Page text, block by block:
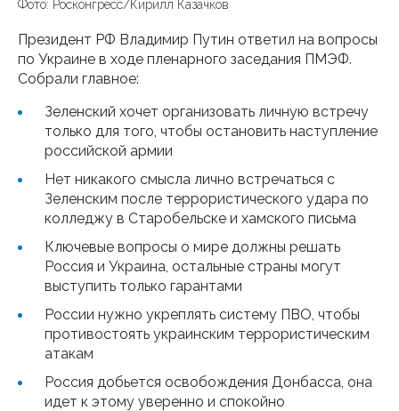
Фото: Росконгресс/Кирилл Казачков
Президент РФ Владимир Путин ответил на вопросы
по Украине в ходе пленарного заседания ПМЭФ.
Собрали главное:
Зеленский хочет организовать личную встречу
только для того, чтобы остановить наступление
российской армии
Нет никакого смысла лично встречаться с
Зеленским после террористического удара по
колледжу в Старобельске и хамского письма
Ключевые вопросы о мире должны решать
Россия и Украина, остальные страны могут
выступить только гарантами
России нужно укреплять систему ПВО, чтобы
противостоять украинским террористическим
атакам
Россия добьется освобождения Донбасса, она
идет к этому уверенно и спокойно